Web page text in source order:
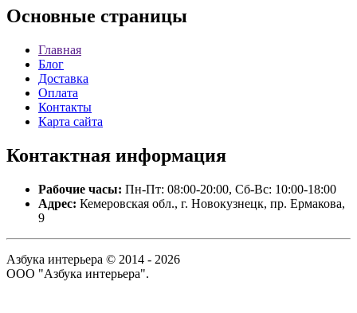
Основные страницы
Главная
Блог
Доставка
Оплата
Контакты
Карта сайта
Контактная информация
Рабочие часы: Пн-Пт: 08:00-20:00, Сб-Вс: 10:00-18:00
Адрес: Кемеровская обл., г. Новокузнецк, пр. Ермакова,
9
Азбука интерьера © 2014 - 2026
ООО "Азбука интерьера".